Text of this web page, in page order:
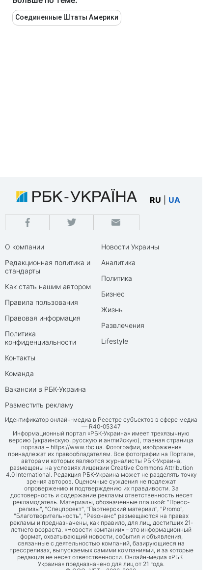
Соединенные Штаты Америки
RU UA
О компании
Редакционная политика и
стандарты
Как стать нашим автором
Правила пользования
Правовая информация
Политика
конфиденциальности
Контакты
Команда
Вакансии в РБК-Украина
Разместить рекламу
Новости Украины
Аналитика
Политика
Бизнес
Жизнь
Развлечения
Lifestyle
Идентификатор онлайн-медиа в Реестре субъектов в сфере медиа
— R40-05347
Информационный портал «РБК-Украина» имеет трехязычную
версию (украинскую, русскую и английскую), главная страница
портала – https://www.rbc.ua. Фотографии, изображения
принадлежат их правообладателям. Все фотографии на Портале,
авторами которых являются журналисты РБК-Украина,
размещены на условиях лицензии Creative Commons Attribution
4.0 International. Редакция РБК-Украина может не разделять точку
зрения авторов. Оценочные суждения не подлежат
опровержению и подтверждению их правдивости. За
достоверность и содержание рекламы ответственность несет
рекламодатель. Материалы, обозначенные плашкой: "Пресс-
релизы", "Спецпроект", "Партнерский материал", "Promo",
"Благотворительность", "Резонанс" размещаются на правах
рекламы и предназначены, как правило, для лиц, достигших 21-
летнего возраста. «Новости компании» – это информационный
формат, охватывающий новости, события и объявления,
связанные с деятельностью компаний, базирующиеся на
прессрелизах, выпускаемых самими компаниями, и за которые
редакция не несет ответственности. Онлайн-медиа «РБК-
Украина» предназначено для лиц от 21 года.